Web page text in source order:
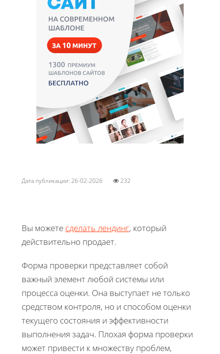
Дата публикации: 26-02-2026 232
Вы можете сделать лендинг, который
действительно продает.
Форма проверки представляет собой
важный элемент любой системы или
процесса оценки. Она выступает не только
средством контроля, но и способом оценки
текущего состояния и эффективности
выполнения задач. Плохая форма проверки
может привести к множеству проблем,